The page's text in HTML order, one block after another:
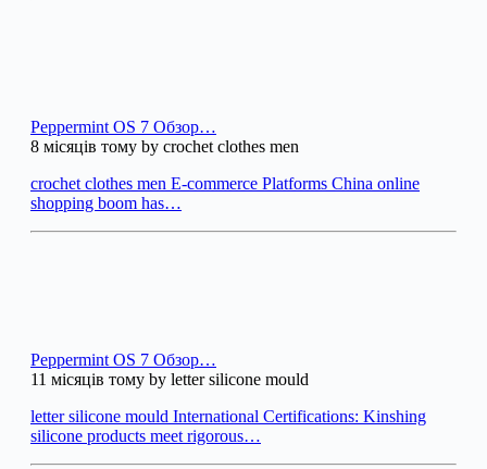
Peppermint OS 7 Обзор…
8 місяців тому by crochet clothes men
crochet clothes men E-commerce Platforms China online
shopping boom has…
Peppermint OS 7 Обзор…
11 місяців тому by letter silicone mould
letter silicone mould International Certifications: Kinshing
silicone products meet rigorous…